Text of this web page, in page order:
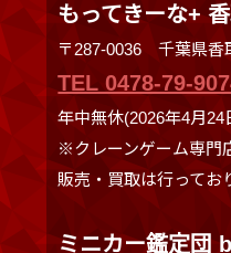
もってきーな+
〒287-0036 千葉県香
TEL 0478-79-
年中無休(2026年4月24
※クレーンゲーム専門
販売・買取は行ってお
ミニカー鑑定団